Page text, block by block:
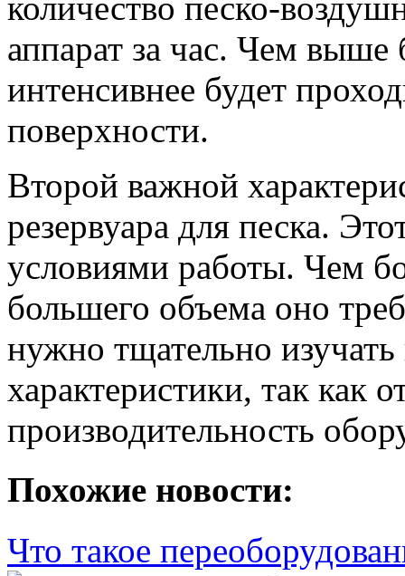
аппарат за час. Чем выше
интенсивнее будет
поверхности.
Второй важной
резервуара для песка.
условиями работы. Чем
большего объема оно
нужно тщательно
характеристики, так как
производительность
Похожие новости:
Что такое